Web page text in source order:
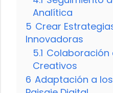
Analítica
5 Crear
Innovadoras
5.1 Colaboración
Creativos
6 Adaptación a